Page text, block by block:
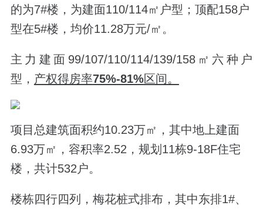
的为7#楼，为建面110/114㎡户型；顶配158户
型在5#楼，均价11.28万元/㎡。
主力建面99/107/110/114/139/158㎡六种户
型， 产权得房率75%-81%区间。
项目总建筑面积约10.23万㎡，其中地上建面
6.93万㎡，容积率2.52，规划11栋9-18F住宅
楼，共计532户。
楼栋四行四列， 梅花桩式排布， 其中东排1#、